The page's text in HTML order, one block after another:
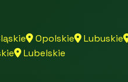
Opolskie Lubuskie
Lubelskie